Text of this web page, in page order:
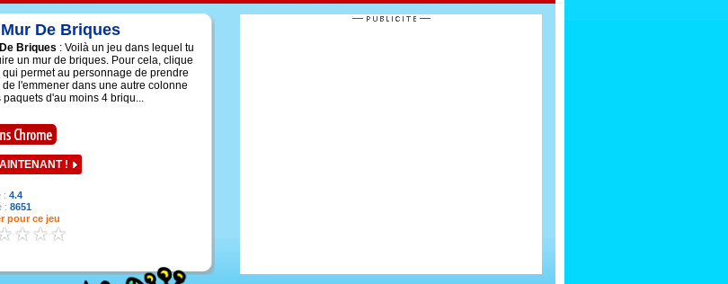
De Briques
Briques : Voilà un jeu dans lequel tu
un mur de briques. Pour cela, clique
permet au personnage de prendre
l'emmener dans une autre colonne
paquets d'au moins 4 briqu...
!
: 4.4
: 8651
pour ce jeu